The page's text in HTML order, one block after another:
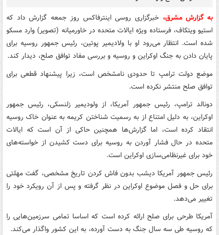
به گزارش مشرق،خبرگزاری روسی اینترفاکس روز جمعه گزارش داد که
استیو ویتکاف، فرستاده ویژه ایالات متحده در خاورمیانه (تصویر) وارد مسکو
شده است. انتظار می‌رود او با ولادیمیر پوتین، رئیس جمهور روسیه برای
پایان دادن به جنگ اوکراین و روسیه و بررسی مفاد توافق صلح، دیدار کند.
موضع دولت ترامپ تا حدودی نامشخص است، زیرا پیشنهاد قطعی برای
توافق صلح منتشر نکرده است.
دونالد ترامپ، رئیس جمهور آمریکا، از ولودیمیر زلنسکی، رئیس جمهور
اوکراین، به دلیل امتناع از به رسمیت شناختن کریمه به عنوان خاک روسیه
انتقاد کرده است، اما گزارش‌ها همچنین حاکی از آن است که ایالات
متحده در حال فشار آوردن به روسیه برای دست کشیدن از خواسته‌های
خود برای غیرنظامی‌سازی اوکراین است.
رئیس جمهور آمریکا دیشب بدون فاش کردن تاریخ مشخصی، گفت مهلتی
برای حل و فصل موضوع اوکراین در نظر گرفته و پس از آن رویکرد خود را
تغییر می‌دهد.
آمریکا طرحی برای صلح ارائه کرده است که اساسا تمامی سرزمین‌هایی را
که روسیه طی سه سال جنگ به دست آورده، به این کشور واگذار می‌کند.